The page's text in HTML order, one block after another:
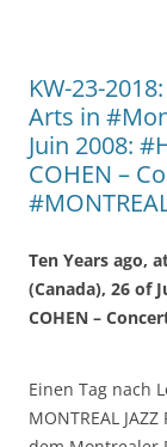
KW-23-
Arts in
Juin 2008:
COHEN –
Ten Years ago,
(Canada), 26 of
COHEN –
Einen Tag nach
MONTREAL